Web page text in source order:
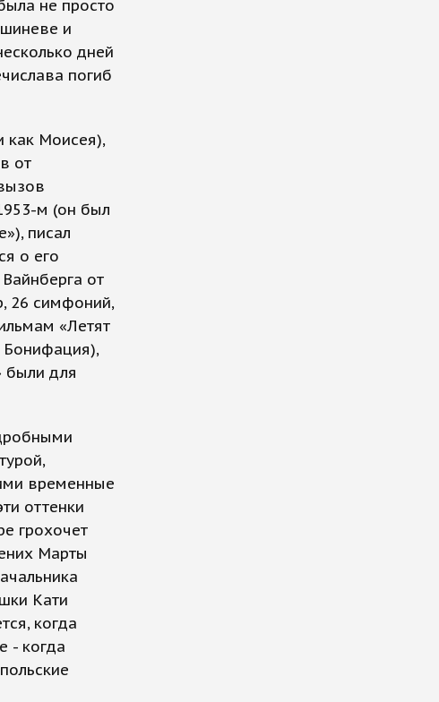
не просто
и
дней
погиб
как Моисея),
от
м (он был
писал
о его
от
26 симфоний,
«Летят
Бонифация),
были для
временные
оттенки
грохочет
Марты
Кати
когда
- когда